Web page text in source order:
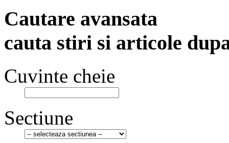
Cautare avansata
cauta stiri si articole
Cuvinte cheie
Sectiune